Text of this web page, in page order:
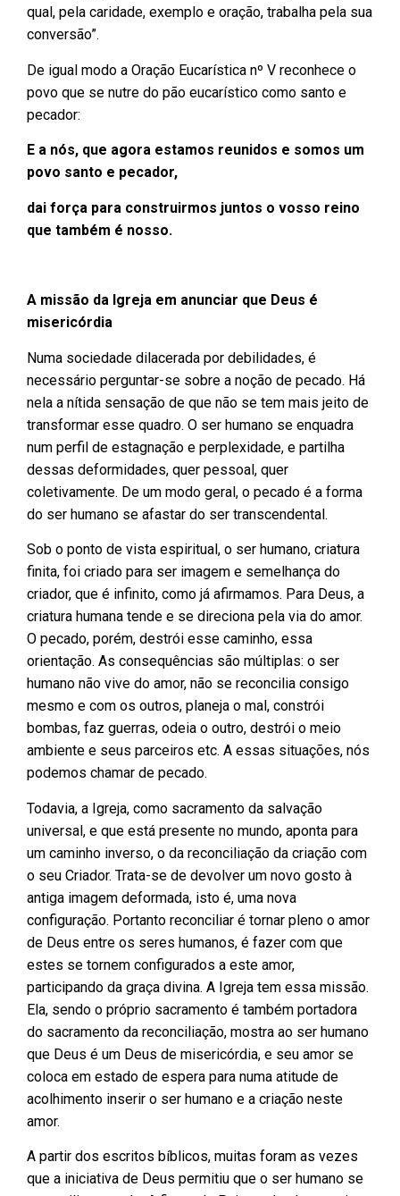
qual, pela caridade, exemplo e oração, trabalha pela sua
conversão”.
De igual modo a Oração Eucarística nº V reconhece o
povo que se nutre do pão eucarístico como santo e
pecador:
E a nós, que agora estamos reunidos e somos um
povo santo e pecador,
dai força para construirmos juntos o vosso reino
que também é nosso.
A missão da Igreja em anunciar que Deus é
misericórdia
Numa sociedade dilacerada por debilidades, é
necessário perguntar-se sobre a noção de pecado. Há
nela a nítida sensação de que não se tem mais jeito de
transformar esse quadro. O ser humano se enquadra
num perfil de estagnação e perplexidade, e partilha
dessas deformidades, quer pessoal, quer
coletivamente. De um modo geral, o pecado é a forma
do ser humano se afastar do ser transcendental.
Sob o ponto de vista espiritual, o ser humano, criatura
finita, foi criado para ser imagem e semelhança do
criador, que é infinito, como já afirmamos. Para Deus, a
criatura humana tende e se direciona pela via do amor.
O pecado, porém, destrói esse caminho, essa
orientação. As consequências são múltiplas: o ser
humano não vive do amor, não se reconcilia consigo
mesmo e com os outros, planeja o mal, constrói
bombas, faz guerras, odeia o outro, destrói o meio
ambiente e seus parceiros etc. A essas situações, nós
podemos chamar de pecado.
Todavia, a Igreja, como sacramento da salvação
universal, e que está presente no mundo, aponta para
um caminho inverso, o da reconciliação da criação com
o seu Criador. Trata-se de devolver um novo gosto à
antiga imagem deformada, isto é, uma nova
configuração. Portanto reconciliar é tornar pleno o amor
de Deus entre os seres humanos, é fazer com que
estes se tornem configurados a este amor,
participando da graça divina. A Igreja tem essa missão.
Ela, sendo o próprio sacramento é também portadora
do sacramento da reconciliação, mostra ao ser humano
que Deus é um Deus de misericórdia, e seu amor se
coloca em estado de espera para numa atitude de
acolhimento inserir o ser humano e a criação neste
amor.
A partir dos escritos bíblicos, muitas foram as vezes
que a iniciativa de Deus permitiu que o ser humano se